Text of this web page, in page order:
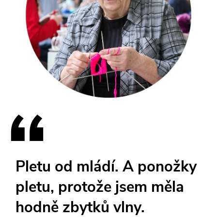
Pletu od mládí. A ponožky
pletu, protože jsem měla
hodně zbytků vlny.